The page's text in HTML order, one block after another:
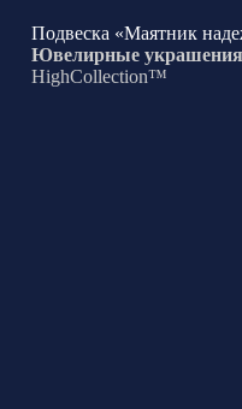
Подвеска «Маятник
Ювелирные украшения
HighCollection™